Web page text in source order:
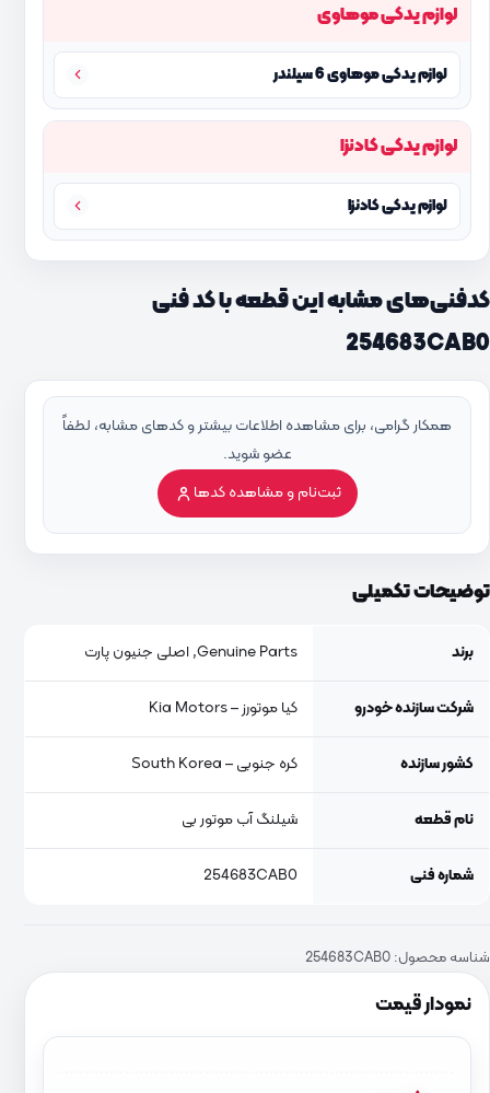
نمودار قیمت
لوازم یدکی موهاوی
لوازم یدکی موهاوی 6 سیلندر
لوازم یدکی کادنزا
لوازم یدکی کادنزا
کدفنی‌های مشابه این قطعه با کد فنی
254683CAB0
همکار گرامی، برای مشاهده اطلاعات بیشتر و کدهای مشابه، لطفاً
عضو شوید.
ثبت‌نام و مشاهده کدها
توضیحات تکمیلی
برند Genuine Parts, اصلی جنیون پارت
شرکت سازنده خودرو کیا موتورز – Kia Motors
کشور سازنده کره جنوبی – South Korea
نام قطعه شیلنگ آب موتور بی
شماره فنی 254683CAB0
شناسه محصول: 254683CAB0